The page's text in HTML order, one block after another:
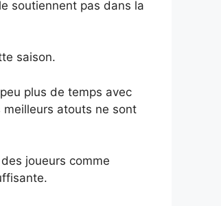
soutiennent pas dans la
saison.
plus de temps avec
meilleurs atouts ne sont
joueurs comme